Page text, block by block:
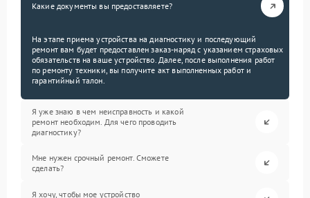
Какие документы вы предоставляете?
На этапе приема устройства на диагностику и последующий
ремонт вам будет предоставлен заказ-наряд с указанием страховых
обязательств на ваше устройство. Далее, после выполнения работ
по ремонту техники, вы получите акт выполненных работ и
гарантийный талон.
Я уже знаю в чем неисправность и какой
ремонт необходим. Для чего проводить
диагностику?
Мне нужен срочный ремонт. Сможете
сделать?
Я хочу, чтобы мое устройство